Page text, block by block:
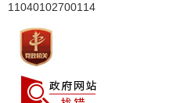
11040102700114